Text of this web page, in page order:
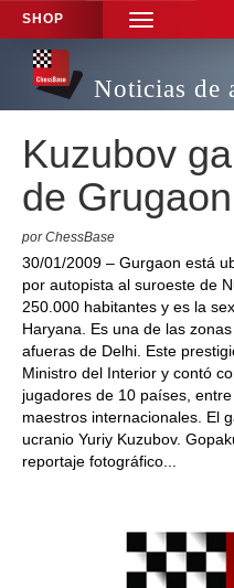
SHOP
TOGGLE
NAVIGATION
Noticias de
Kuzubov
de Grugaon
por ChessBase
30/01/2009 – Gurgaon está
por autopista al suroeste de
250.000 habitantes y es la
Haryana. Es una de las
afueras de Delhi. Este
Ministro del Interior y contó
jugadores de 10 países,
maestros internacionales. El
ucranio Yuriy Kuzubov.
reportaje fotográfico...